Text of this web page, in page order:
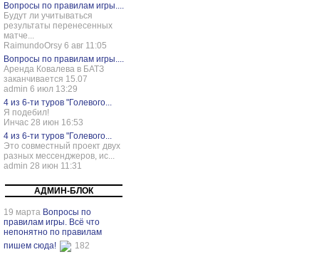
Вопросы по правилам игры....
Будут ли учитываться
результаты перенесенных
матче...
RaimundoOrsy 6 авг 11:05
Вопросы по правилам игры....
Аренда Ковалева в БАТЗ
заканчивается 15.07
admin 6 июл 13:29
4 из 6-ти туров "Голевого...
Я подебил!
Инчас 28 июн 16:53
4 из 6-ти туров "Голевого...
Это совместный проект двух
разных мессенджеров, ис...
admin 28 июн 11:31
АДМИН-БЛОК
19 марта Вопросы по
правилам игры. Всё что
непонятно по правилам
пишем сюда!
182